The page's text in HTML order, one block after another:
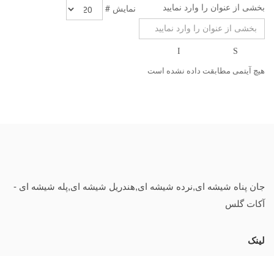
بخشی از عنوان را وارد نمایید نمایش #
هیچ آیتمی مطابقت داده نشده است
جان پناه شیشه ای,نرده شیشه ای,هندریل شیشه ای,پله شیشه ای -
آکات گلس
لینک